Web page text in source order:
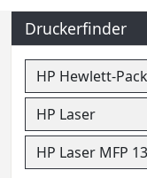
Druckerfinder